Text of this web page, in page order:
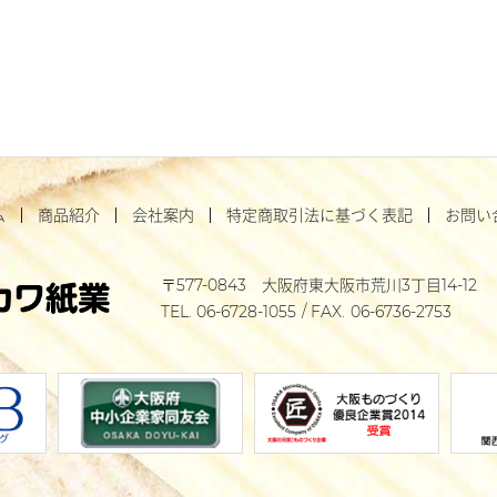
商品紹介 会社案内 特定商取引法に基づく表記 お問い
577-0843
大阪府東大阪市荒川3丁目14-12
06-6728-1055
06-6736-2753